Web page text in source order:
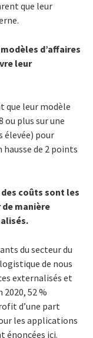
que leur
d’affaires
leur
que leur modèle
ou plus sur une
élevée) pour
de 2 points
coûts sont les
manière
du secteur du
de nous
externalisés et
52 %
d’une part
les applications
énoncées ici.